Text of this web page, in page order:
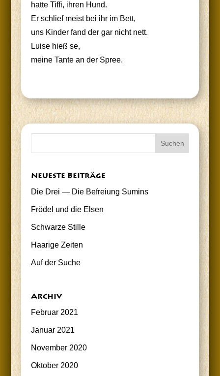
hat­te Tif­fi, ihren Hund.
Er schlief meist bei ihr im Bett,
uns Kin­der fand der gar nicht nett.
Lui­se hieß se,
mei­ne Tan­te an der Spree.
Neu­es­te Beiträge
Die Drei — Die Befrei­ung Sumins
Frö­del und die Elsen
Schwar­ze Stille
Haa­ri­ge Zeiten
Auf der Suche
Archiv
Februar 2021
Januar 2021
November 2020
Oktober 2020